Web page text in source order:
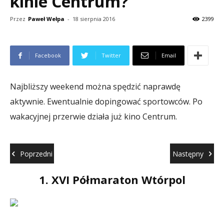
Przez Paweł Wełpa - 18 sierpnia 2016 2399
Facebook Twitter Email
Najbliższy weekend można spędzić naprawdę
aktywnie. Ewentualnie dopingować sportowców. Po
wakacyjnej przerwie działa już kino Centrum.
Poprzedni Następny
1. XVI Półmaraton Wtórpol